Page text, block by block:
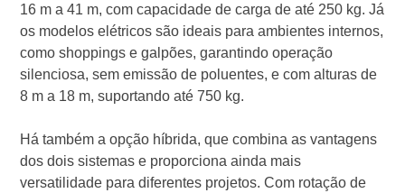
16 m a 41 m, com capacidade de carga de até 250 kg. Já
os modelos elétricos são ideais para ambientes internos,
como shoppings e galpões, garantindo operação
silenciosa, sem emissão de poluentes, e com alturas de
8 m a 18 m, suportando até 750 kg.
Há também a opção híbrida, que combina as vantagens
dos dois sistemas e proporciona ainda mais
versatilidade para diferentes projetos. Com rotação de